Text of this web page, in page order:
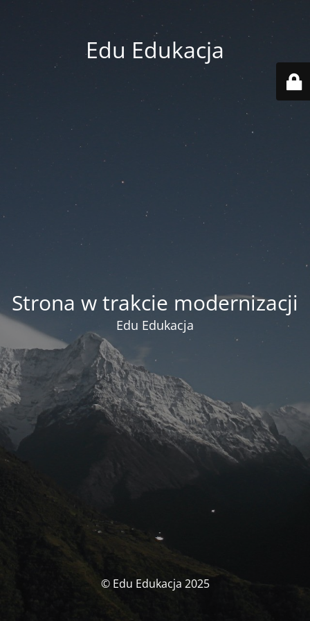
Edu Edukacja
Strona w trakcie modernizacji
Edu Edukacja
© Edu Edukacja 2025